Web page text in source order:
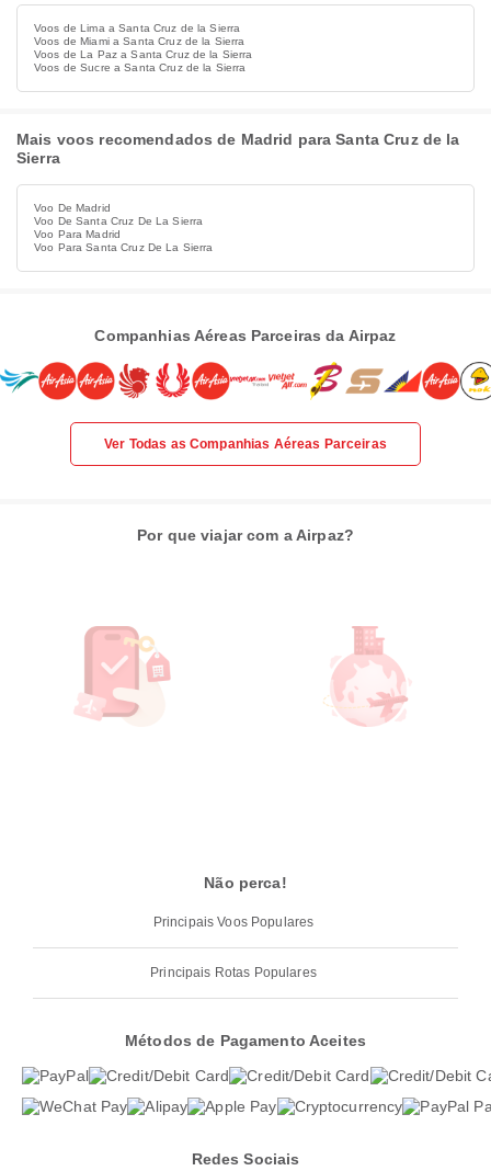
Voos de Lima a Santa Cruz de la Sierra
Voos de Miami a Santa Cruz de la Sierra
Voos de La Paz a Santa Cruz de la Sierra
Voos de Sucre a Santa Cruz de la Sierra
Mais voos recomendados de Madrid para Santa Cruz de la
Sierra
Voo De Madrid
Voo De Santa Cruz De La Sierra
Voo Para Madrid
Voo Para Santa Cruz De La Sierra
Companhias Aéreas Parceiras da Airpaz
Ver Todas as Companhias Aéreas Parceiras
Por que viajar com a Airpaz?
Não perca!
Principais Voos Populares
Principais Rotas Populares
Métodos de Pagamento Aceites
Redes Sociais